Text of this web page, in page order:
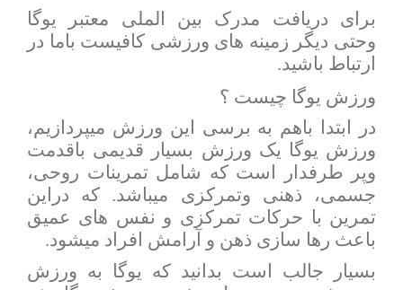
برای دریافت مدرک بین الملی معتبر یوگا
وحتی دیگر زمینه های ورزشی کافیست باما در
ارتباط باشید.
ورزش یوگا چیست ؟
در ابتدا باهم به برسی این ورزش میپردازیم،
ورزش یوگا یک ورزش بسیار قدیمی باقدمت
وپر طرفدار است که شامل تمرینات روحی،
جسمی، ذهنی وتمرکزی میباشد. که دراین
تمرین با حرکات تمرکزی و نفس های عمیق
باعث رها سازی ذهن و آرامش افراد میشود.
بسیار جالب است بدانید که یوگا به ورزش